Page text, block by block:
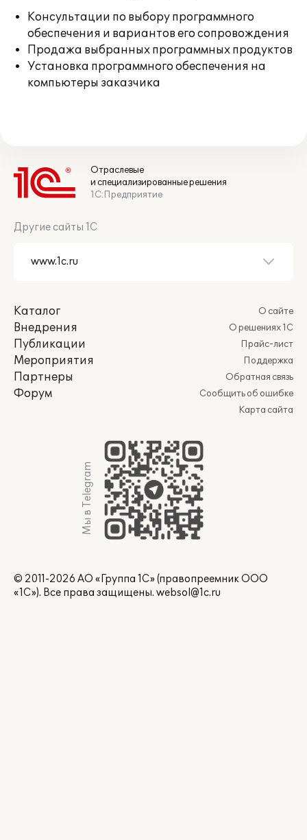
Консультации по выбору программного
обеспечения и вариантов его сопровождения
Продажа выбранных программных продуктов
Установка программного обеспечения на
компьютеры заказчика
Отраслевые
и специализированные решения
1С:Предприятие
Другие сайты 1С
Каталог
Внедрения
Публикации
Мероприятия
Партнеры
Форум
О сайте
О решениях 1С
Прайс-лист
Поддержка
Обратная связь
Сообщить об ошибке
Карта сайта
Мы в Telegram
© 2011-2026 АО «Группа 1С» (правопреемник ООО
«1С»). Все права защищены. websol@1c.ru